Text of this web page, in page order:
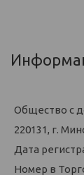
Общество с
220131, г.
Дата
Номер в